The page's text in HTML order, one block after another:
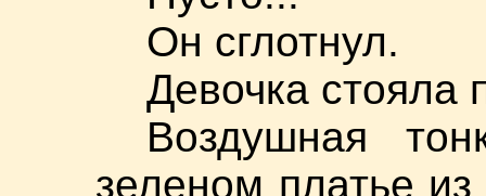
Он сглотнул.
Девочка стояла
Воздушная
зеленом платье